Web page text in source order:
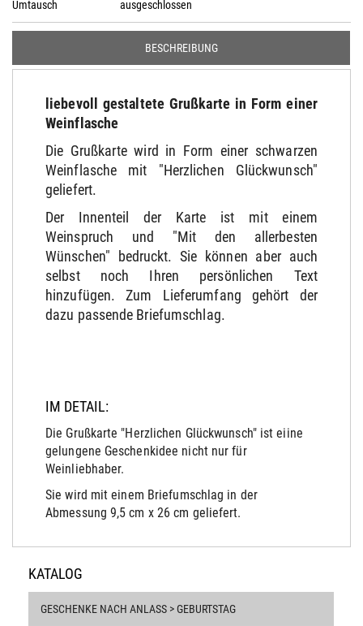
Umtausch ausgeschlossen
BESCHREIBUNG
liebevoll gestaltete Grußkarte in Form einer
Weinflasche
Die Grußkarte wird in Form einer schwarzen
Weinflasche mit "Herzlichen Glückwunsch"
geliefert.
Der Innenteil der Karte ist mit einem
Weinspruch und "Mit den allerbesten
Wünschen" bedruckt. Sie können aber auch
selbst noch Ihren persönlichen Text
hinzufügen. Zum Lieferumfang gehört der
dazu passende Briefumschlag.
IM DETAIL:
Die Grußkarte "Herzlichen Glückwunsch" ist eiine
gelungene Geschenkidee nicht nur für
Weinliebhaber.
Sie wird mit einem Briefumschlag in der
Abmessung 9,5 cm x 26 cm geliefert.
KATALOG
GESCHENKE NACH ANLASS > GEBURTSTAG